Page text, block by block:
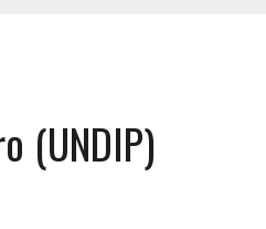
(UNDIP)